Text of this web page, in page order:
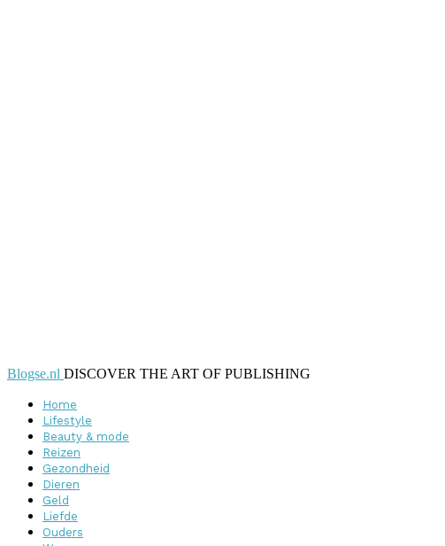
Blogse.nl DISCOVER THE ART OF PUBLISHING
Home
Lifestyle
Beauty & mode
Reizen
Gezondheid
Dieren
Geld
Liefde
Ouders